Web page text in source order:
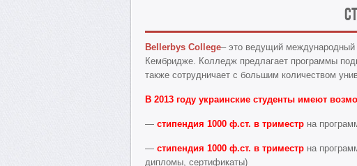
Bellerbys College– это ведущий международный
Кембридже. Колледж предлагает программы
также сотрудничает с большим количеством
В 2013 году украинские студенты имеют
— стипендия 1000 ф.ст. в триместр на
— стипендия 1000 ф.ст. в триместр на
дипломы, сертификаты)